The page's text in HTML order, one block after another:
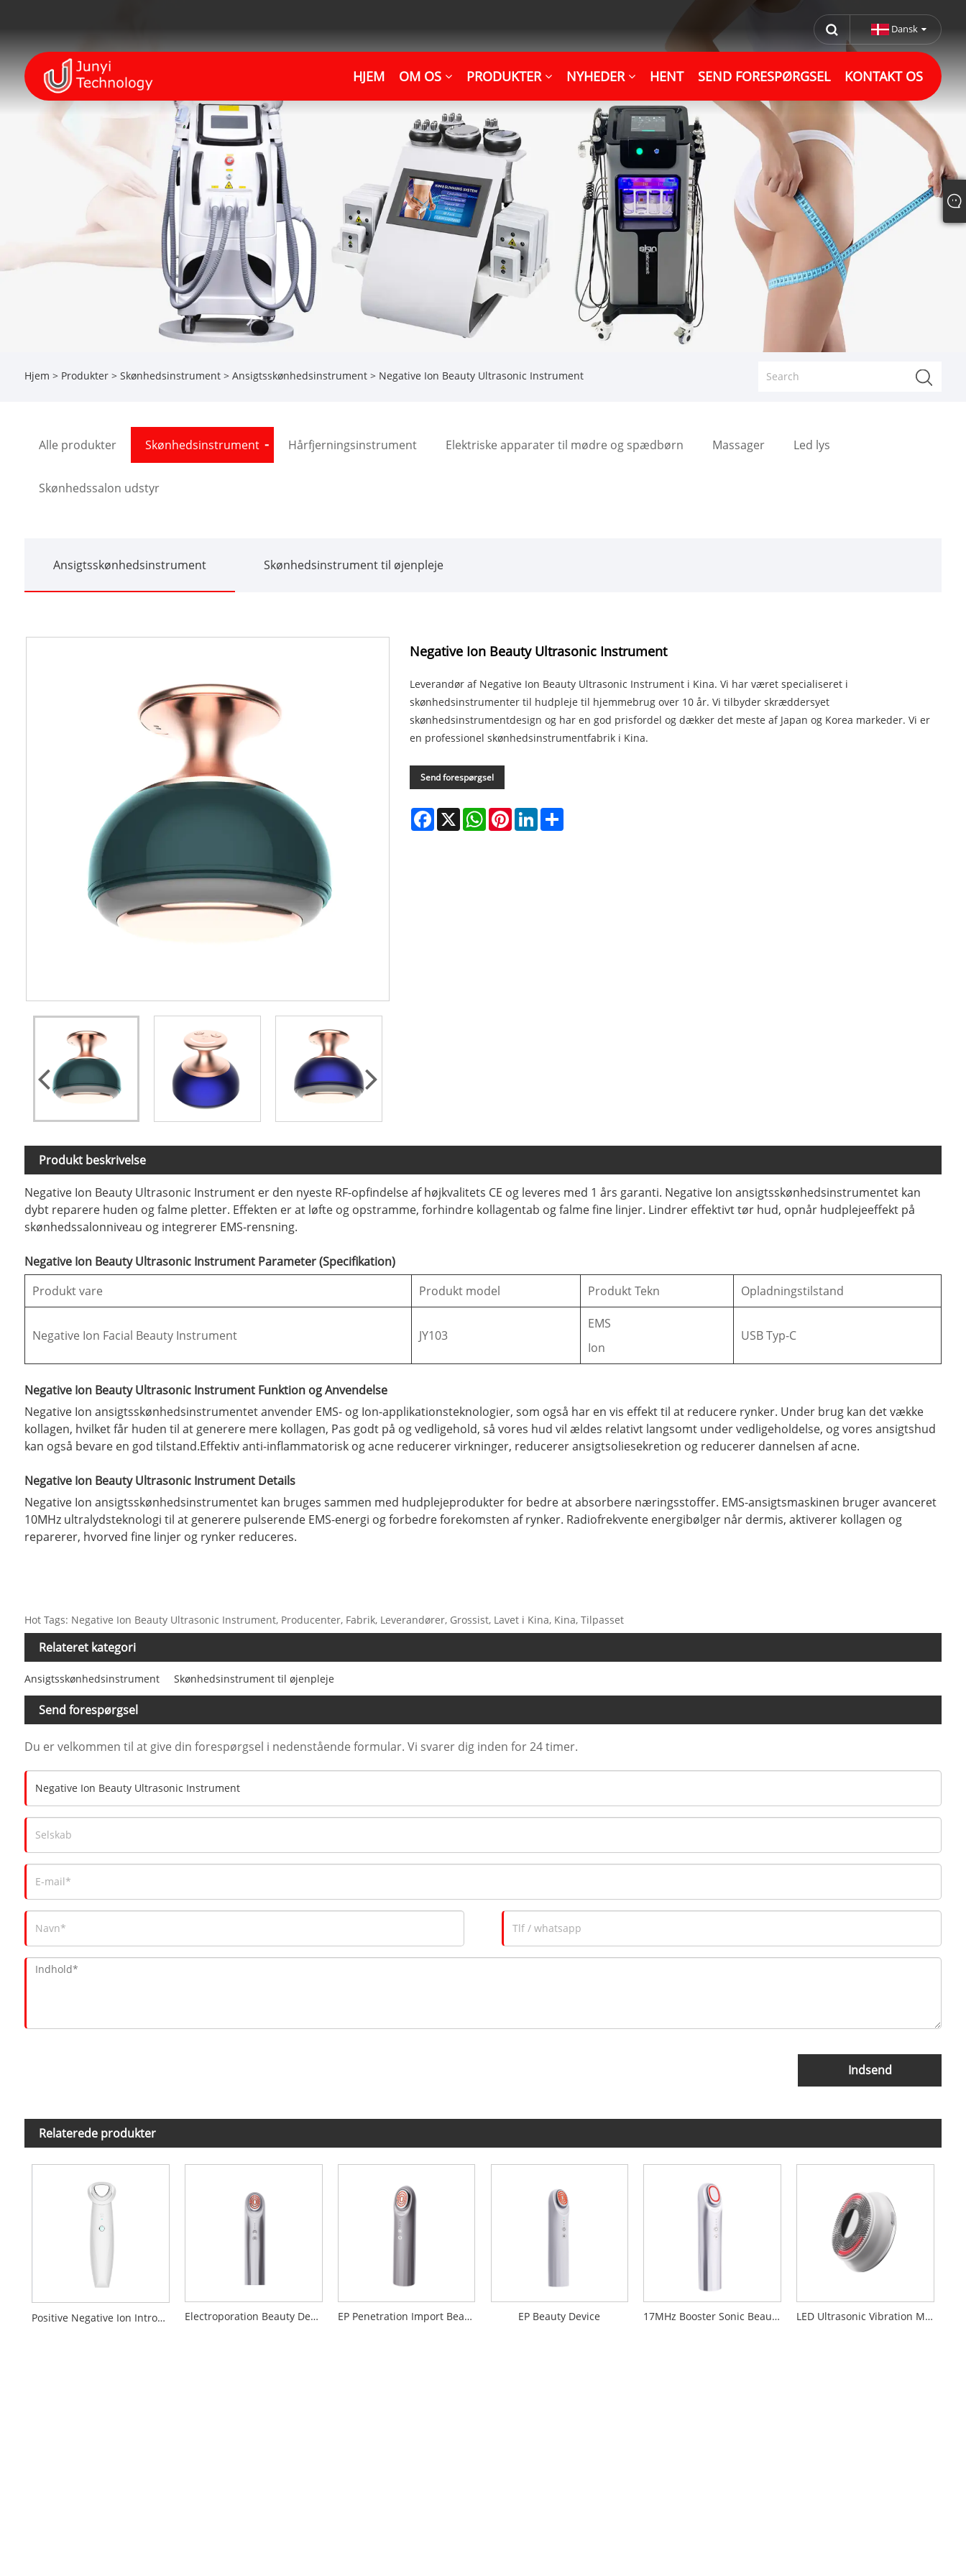
Dansk
HJEM OM OS PRODUKTER NYHEDER HENT SEND FORESPØRGSEL KONTAKT OS
Hjem > Produkter> Skønhedsinstrument> Ansigtsskønhedsinstrument> Negative Ion Beauty Ultrasonic Instrument
Alle produkter Skønhedsinstrument Hårfjerningsinstrument Elektriske apparater til mødre og spædbørn Massager Led lys
Skønhedssalon udstyr
Ansigtsskønhedsinstrument Skønhedsinstrument til øjenpleje
Negative Ion Beauty Ultrasonic Instrument
Leverandør af Negative Ion Beauty Ultrasonic Instrument i Kina. Vi har været specialiseret i
skønhedsinstrumenter til hudpleje til hjemmebrug over 10 år. Vi tilbyder skræddersyet
skønhedsinstrumentdesign og har en god prisfordel og dækker det meste af Japan og Korea markeder. Vi er
en professionel skønhedsinstrumentfabrik i Kina.
Send forespørgsel
Facebook
X WhatsAppPinterestLinkedInShare
Produkt beskrivelse
Negative Ion Beauty Ultrasonic Instrument er den nyeste RF-opfindelse af højkvalitets CE og leveres med 1 års garanti. Negative Ion ansigtsskønhedsinstrumentet kan
dybt reparere huden og falme pletter. Effekten er at løfte og opstramme, forhindre kollagentab og falme fine linjer. Lindrer effektivt tør hud, opnår hudplejeeffekt på
skønhedssalonniveau og integrerer EMS-rensning.
Negative Ion Beauty Ultrasonic Instrument Parameter (Specifikation)
Produkt vare
Produkt model Produkt Tekn Opladningstilstand
Negative Ion Facial Beauty Instrument JY103
EMS
Ion
USB Typ-C
Negative Ion Beauty Ultrasonic Instrument Funktion og Anvendelse
Negative Ion ansigtsskønhedsinstrumentet anvender EMS- og Ion-applikationsteknologier, som også har en vis effekt til at reducere rynker. Under brug kan det vække
kollagen, hvilket får huden til at generere mere kollagen, Pas godt på og vedligehold, så vores hud vil ældes relativt langsomt under vedligeholdelse, og vores ansigtshud
kan også bevare en god tilstand.Effektiv anti-inflammatorisk og acne reducerer virkninger, reducerer ansigtsoliesekretion og reducerer dannelsen af ​​acne.
Negative Ion Beauty Ultrasonic Instrument Details
Negative Ion ansigtsskønhedsinstrumentet kan bruges sammen med hudplejeprodukter for bedre at absorbere næringsstoffer. EMS-ansigtsmaskinen bruger avanceret
10MHz ultralydsteknologi til at generere pulserende EMS-energi og forbedre forekomsten af ​​rynker. Radiofrekvente energibølger når dermis, aktiverer kollagen og
reparerer, hvorved fine linjer og rynker reduceres.
Hot Tags: Negative Ion Beauty Ultrasonic Instrument, Producenter, Fabrik, Leverandører, Grossist, Lavet i Kina, Kina, Tilpasset
Relateret kategori
Ansigtsskønhedsinstrument Skønhedsinstrument til øjenpleje
Send forespørgsel
Du er velkommen til at give din forespørgsel i nedenstående formular. Vi svarer dig inden for 24 timer.
Indsend
Relaterede produkter
Positive Negative Ion Introduktion Rengøringsskønhedsanordning Electroporation Beauty Device EP Penetration Import Beauty Device EP Beauty Device 17MHz Booster Sonic Beauty-enhed LED Ultrasonic Vibration Massage Ansigtsrens